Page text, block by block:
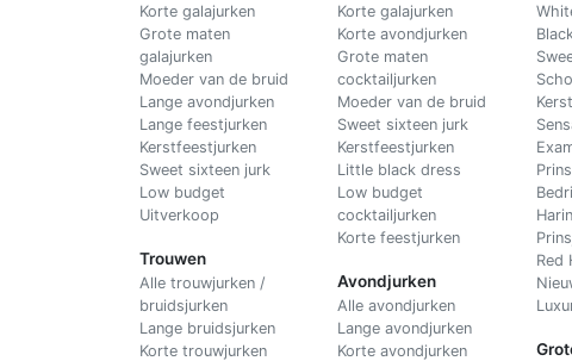
Korte galajurken
Grote maten
galajurken
Moeder van de bruid
Lange avondjurken
Lange feestjurken
Kerstfeestjurken
Sweet sixteen jurk
Low budget
Uitverkoop
Trouwen
Alle trouwjurken /
bruidsjurken
Lange bruidsjurken
Korte trouwjurken
Korte galajurken
Korte avondjurken
Grote maten
cocktailjurken
Moeder van de bruid
Sweet sixteen jurk
Kerstfeestjurken
Little black dress
Low budget
cocktailjurken
Korte feestjurken
Avondjurken
Alle avondjurken
Lange avondjurken
Korte avondjurken
Red